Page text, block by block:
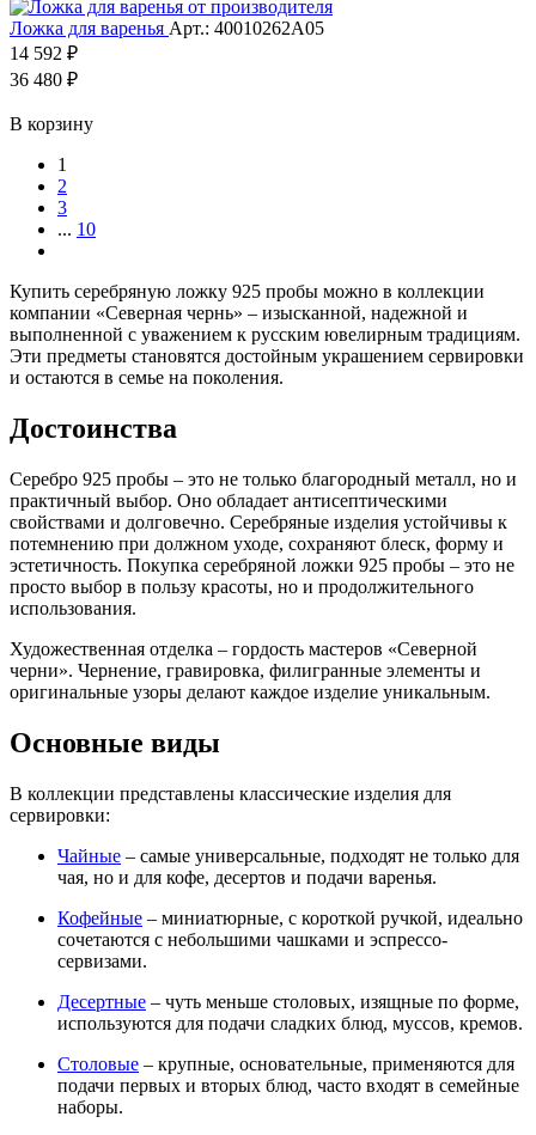
Ложка для варенья Арт.: 40010262А05
14 592 ₽
36 480 ₽
В корзину
1
2
3
... 10
Купить серебряную ложку 925 пробы можно в коллекции
компании «Северная чернь» – изысканной, надежной и
выполненной с уважением к русским ювелирным традициям.
Эти предметы становятся достойным украшением сервировки
и остаются в семье на поколения.
Достоинства
Серебро 925 пробы – это не только благородный металл, но и
практичный выбор. Оно обладает антисептическими
свойствами и долговечно. Серебряные изделия устойчивы к
потемнению при должном уходе, сохраняют блеск, форму и
эстетичность. Покупка серебряной ложки 925 пробы – это не
просто выбор в пользу красоты, но и продолжительного
использования.
Художественная отделка – гордость мастеров «Северной
черни». Чернение, гравировка, филигранные элементы и
оригинальные узоры делают каждое изделие уникальным.
Основные виды
В коллекции представлены классические изделия для
сервировки:
Чайные – самые универсальные, подходят не только для
чая, но и для кофе, десертов и подачи варенья.
Кофейные – миниатюрные, с короткой ручкой, идеально
сочетаются с небольшими чашками и эспрессо-
сервизами.
Десертные – чуть меньше столовых, изящные по форме,
используются для подачи сладких блюд, муссов, кремов.
Столовые – крупные, основательные, применяются для
подачи первых и вторых блюд, часто входят в семейные
наборы.